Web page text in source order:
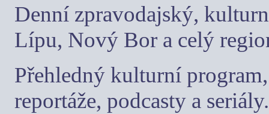
Denní zpravodajský,
Lípu, Nový Bor a celý
Přehledný kulturní
reportáže, podcasty a seriály.